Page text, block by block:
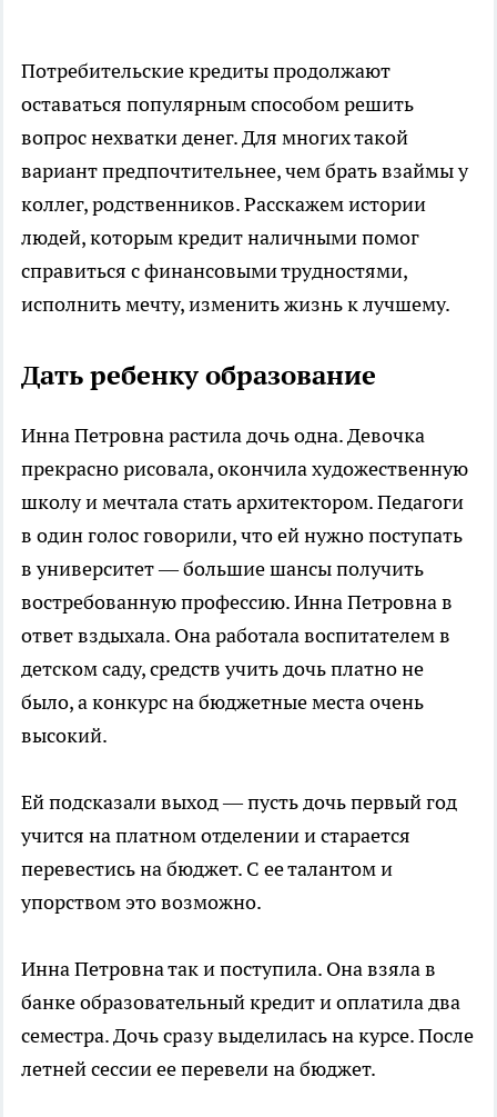
Потребительские кредиты продолжают
оставаться популярным способом решить
вопрос нехватки денег. Для многих такой
вариант предпочтительнее, чем брать взаймы у
коллег, родственников. Расскажем истории
людей, которымкредит наличнымипомог
справиться с финансовыми трудностями,
исполнить мечту, изменить жизнь к лучшему.
Дать ребенку образование
Инна Петровна растила дочь одна. Девочка
прекрасно рисовала, окончила художественную
школу и мечтала стать архитектором. Педагоги
в один голос говорили, что ей нужно поступать
в университет — большие шансы получить
востребованную профессию. Инна Петровна в
ответ вздыхала. Она работала воспитателем в
детском саду, средств учить дочь платно не
было, а конкурс на бюджетные места очень
высокий.
Ей подсказали выход — пусть дочь первый год
учится на платном отделении и старается
перевестись на бюджет. С ее талантом и
упорством это возможно.
Инна Петровна так и поступила. Она взяла в
банке образовательный кредит и оплатила два
семестра. Дочь сразу выделилась на курсе. После
летней сессии ее перевели на бюджет.